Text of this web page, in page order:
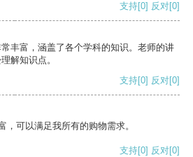
支持[0] 反对[0]
丰富，涵盖了各个学科的知识。老师的讲
解知识点。
支持[0] 反对[0]
，可以满足我所有的购物需求。
支持[0] 反对[0]